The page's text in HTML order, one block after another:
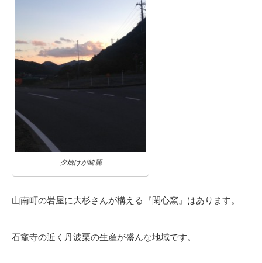
夕焼けが綺麗
山南町の岩屋に大杉さんが構える『閑心窯』はあります。
石龕寺の近く丹波栗の生産が盛んな地域です。